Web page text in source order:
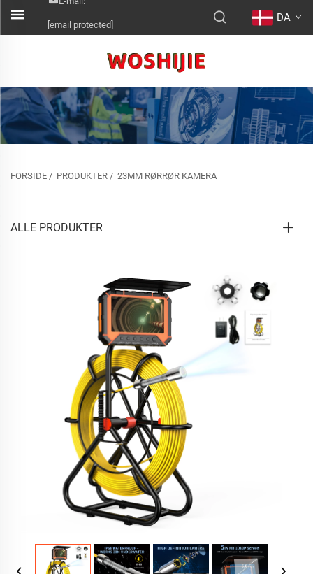
[email protected]
DA
FORSIDE / PRODUKTER / 23MM RØRRØR KAMERA
ALLE PRODUKTER